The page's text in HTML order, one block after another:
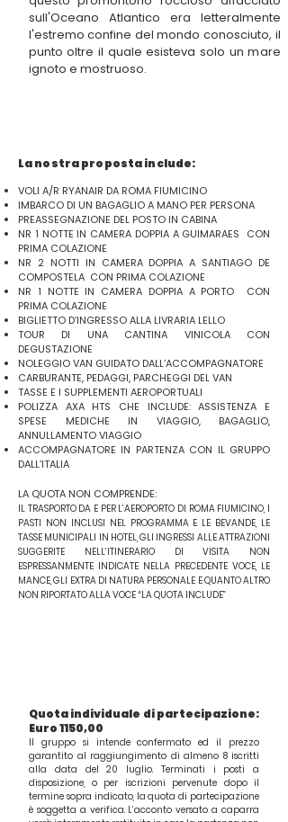
sull'Oceano Atlantico era letteralmente
l'estremo confine del mondo conosciuto, il
punto oltre il quale esisteva solo un mare
ignoto e mostruoso.
La nostra proposta include:
VOLI A/R RYANAIR DA ROMA FIUMICINO
IMBARCO DI UN BAGAGLIO A MANO PER PERSONA
PREASSEGNAZIONE DEL POSTO IN CABINA
NR 1 NOTTE IN CAMERA DOPPIA A GUIMARAES CON
PRIMA COLAZIONE
NR 2 NOTTI IN CAMERA DOPPIA A SANTIAGO DE
COMPOSTELA CON PRIMA COLAZIONE
NR 1 NOTTE IN CAMERA DOPPIA A PORTO CON
PRIMA COLAZIONE
BIGLIETTO D’INGRESSO ALLA LIVRARIA LELLO
TOUR DI UNA CANTINA VINICOLA CON
DEGUSTAZIONE
NOLEGGIO VAN GUIDATO DALL’ACCOMPAGNATORE
CARBURANTE, PEDAGGI, PARCHEGGI DEL VAN
TASSE E I SUPPLEMENTI AEROPORTUALI
POLIZZA AXA HTS CHE INCLUDE: ASSISTENZA E
SPESE MEDICHE IN VIAGGIO, BAGAGLIO,
ANNULLAMENTO VIAGGIO
ACCOMPAGNATORE IN PARTENZA CON IL GRUPPO
DALL’ITALIA
LA QUOTA NON COMPRENDE:
IL TRASPORTO DA E PER L’AEROPORTO DI ROMA FIUMICINO, I
PASTI NON INCLUSI NEL PROGRAMMA E LE BEVANDE, LE
TASSE MUNICIPALI IN HOTEL, GLI INGRESSI ALLE ATTRAZIONI
SUGGERITE NELL’ITINERARIO DI VISITA NON
ESPRESSANMENTE INDICATE NELLA PRECEDENTE VOCE, LE
MANCE, GLI EXTRA DI NATURA PERSONALE E QUANTO ALTRO
NON RIPORTATO ALLA VOCE “LA QUOTA INCLUDE”
Quota individuale di partecipazione:
Euro 1150,00
Il gruppo si intende confermato ed il prezzo
garantito al raggiungimento di almeno 8 iscritti
alla data del 20 luglio. Terminati i posti a
disposizione, o per iscrizioni pervenute dopo il
termine sopra indicato, la quota di partecipazione
è soggetta a verifica. L’acconto versato a caparra